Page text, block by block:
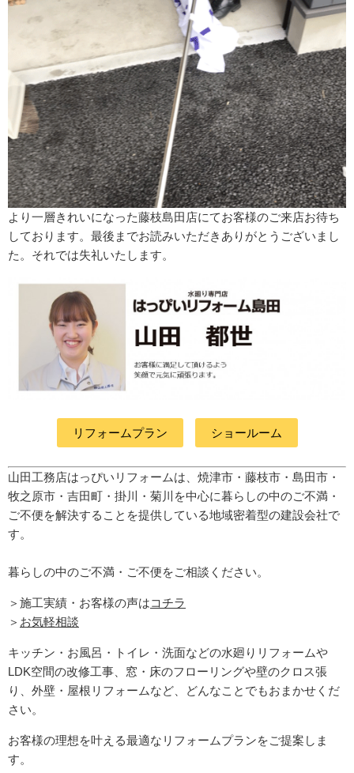
より一層きれいになった藤枝島田店にてお客様のご来店お待ち
しております。最後までお読みいただきありがとうございまし
た。それでは失礼いたします。
リフォームプラン ショールーム
山田工務店はっぴいリフォームは、焼津市・藤枝市・島田市・
牧之原市・吉田町 ・掛川・菊川 を中心に暮らしの中のご不満・
ご不便を解決することを提供している地域密着型の建設会社で
す。
暮らしの中のご不満・ご不便をご相談ください。
＞施工実績・お客様の声はコチラ
＞ お気軽相談
キッチン・お風呂・トイレ・洗面などの水廻りリフォームや
LDK空間の改修工事、窓・床のフローリングや壁のクロス張
り、外壁・屋根リフォームなど、どんなことでもおまかせくだ
さい。
お客様の理想を叶える最適なリフォームプランをご提案しま
す。